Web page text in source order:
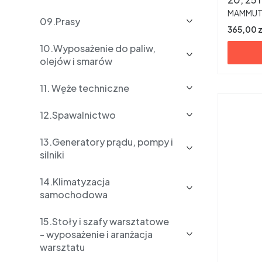
09.Prasy
10.Wyposażenie do paliw,
olejów i smarów
11. Węże techniczne
12.Spawalnictwo
13.Generatory prądu, pompy i
silniki
14.Klimatyzacja
samochodowa
15.Stoły i szafy warsztatowe
- wyposażenie i aranżacja
warsztatu
Cena
365,00